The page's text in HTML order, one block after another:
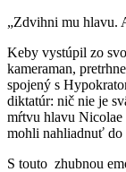
„Zdvihni mu hlavu.
Keby vystúpil zo
kameraman,
spojený s
diktatúr: nič nie je
mŕtvu hlavu Nicolae
mohli nahliadnuť
S touto zhubnou